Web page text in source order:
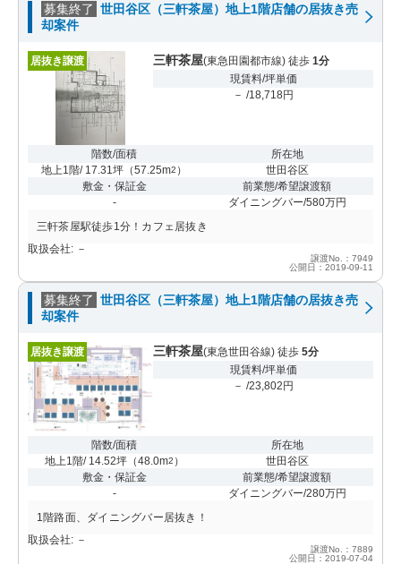
募集終了 世田谷区（三軒茶屋）地上1階店舗の居抜き売
却案件
居抜き譲渡 三軒茶屋(東急田園都市線) 徒歩 1分
現賃料/坪単価
－ /18,718円
階数/面積
地上1階/ 17.31坪 （57.25m2 ）
所在地
世田谷区
敷金・保証金
-
前業態/希望譲渡額
ダイニングバー/580万円
三軒茶屋駅徒歩1分！カフェ居抜き
取扱会社: －
譲渡No.：7949
公開日：2019-09-11
募集終了 世田谷区（三軒茶屋）地上1階店舗の居抜き売
却案件
居抜き譲渡 三軒茶屋(東急世田谷線) 徒歩 5分
現賃料/坪単価
－ /23,802円
階数/面積
地上1階/ 14.52坪（48.0m2 ）
所在地
世田谷区
敷金・保証金
-
前業態/希望譲渡額
ダイニングバー/280万円
1階路面、ダイニングバー居抜き！
取扱会社: －
譲渡No.：7889
公開日：2019-07-04